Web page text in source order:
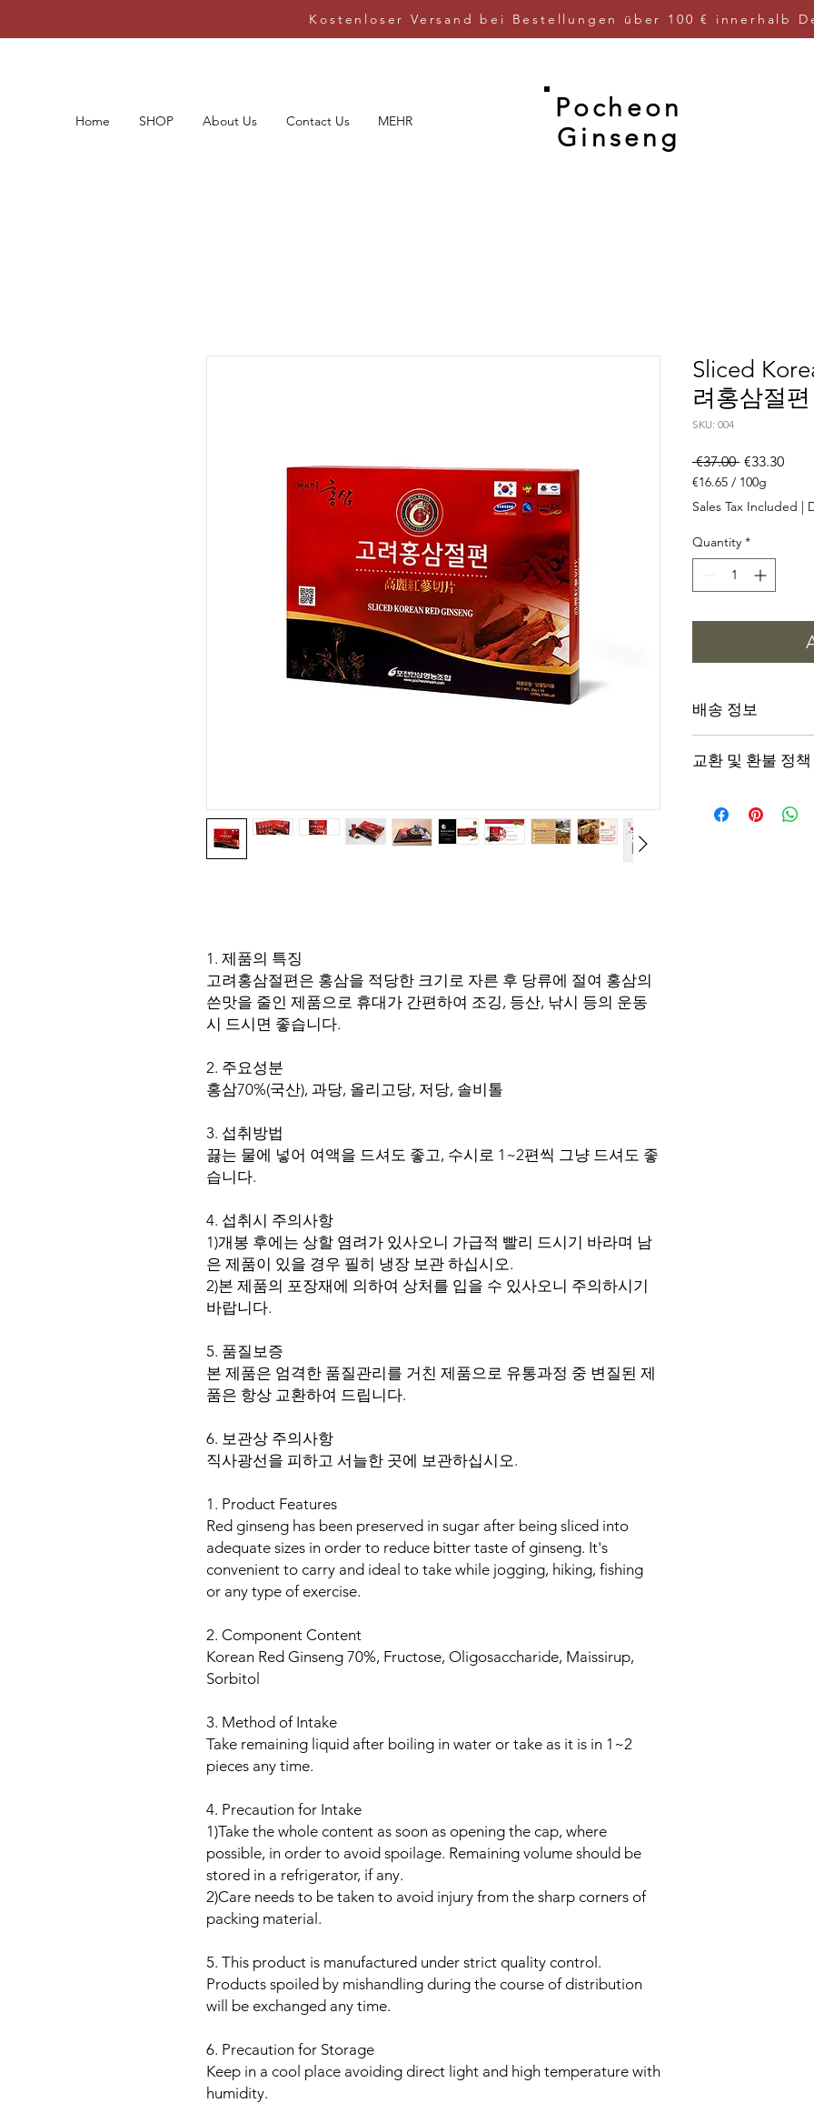
Kostenloser Versand bei Bestellungen über 100 € innerhalb
Home SHOP About Us Contact Us MEHR
Pocheon
Ginseng
1. 제품의 특징
고려홍삼절편은 홍삼을 적당한 크기로 자른 후 당류에 절여 홍삼의
쓴맛을 줄인 제품으로 휴대가 간편하여 조깅, 등산, 낚시 등의 운동
시 드시면 좋습니다.
2. 주요성분
홍삼70%(국산), 과당, 올리고당, 저당, 솔비톨
3. 섭취방법
끓는 물에 넣어 여액을 드셔도 좋고, 수시로 1~2편씩 그냥 드셔도 좋
습니다.
4. 섭취시 주의사항
1)개봉 후에는 상할 염려가 있사오니 가급적 빨리 드시기 바라며 남
은 제품이 있을 경우 필히 냉장 보관 하십시오.
2)본 제품의 포장재에 의하여 상처를 입을 수 있사오니 주의하시기
바랍니다.
5. 품질보증
본 제품은 엄격한 품질관리를 거친 제품으로 유통과정 중 변질된 제
품은 항상 교환하여 드립니다.
6. 보관상 주의사항
직사광선을 피하고 서늘한 곳에 보관하십시오.
1. Product Features
Red ginseng has been preserved in sugar after being sliced into
adequate sizes in order to reduce bitter taste of ginseng. It's
convenient to carry and ideal to take while jogging, hiking, fishing
or any type of exercise.
2. Component Content
Korean Red Ginseng 70%, Fructose, Oligosaccharide, Maissirup,
Sorbitol
3. Method of Intake
Take remaining liquid after boiling in water or take as it is in 1~2
pieces any time.
4. Precaution for Intake
1)Take the whole content as soon as opening the cap, where
possible, in order to avoid spoilage. Remaining volume should be
stored in a refrigerator, if any.
2)Care needs to be taken to avoid injury from the sharp corners of
packing material.
5. This product is manufactured under strict quality control.
Products spoiled by mishandling during the course of distribution
will be exchanged any time.
6. Precaution for Storage
Keep in a cool place avoiding direct light and high temperature with
humidity.
Sliced
려홍삼절편
SKU: 004
€37.00 Regular
Price
€33.30Sale
€16.65 / 100g
€16.65
per
100
Grams
Sales Tax Included |
Quantity *
배송 정보
Standort)
교환 및 환불 정책
unzufrieden sind,